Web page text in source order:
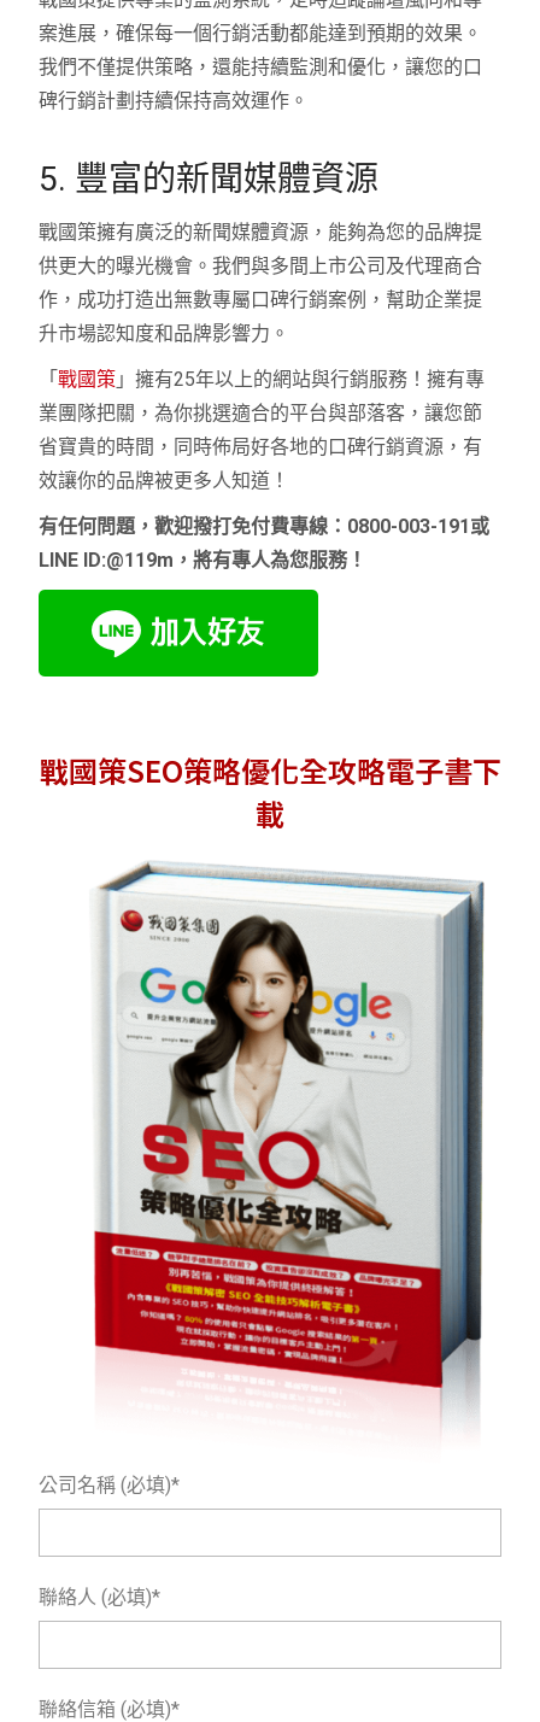
案進展，確保每一個行銷活動都能達到預期的效果。
我們不僅提供策略，還能持續監測和優化，讓您的口
碑行銷計劃持續保持高效運作。
5. 豐富的新聞媒體資源
戰國策擁有廣泛的新聞媒體資源，能夠為您的品牌提
供更大的曝光機會。我們與多間上市公司及代理商合
作，成功打造出無數專屬口碑行銷案例，幫助企業提
升市場認知度和品牌影響力。
「戰國策 」擁有25年以上的網站與行銷服務！擁有專
業團隊把關，為你挑選適合的平台與部落客，讓您節
省寶貴的時間，同時佈局好各地的口碑行銷資源，有
效讓你的品牌被更多人知道！
有任何問題，歡迎撥打免付費專線：0800-003-191或
LINE ID:@119m，將有專人為您服務！
戰國策SEO策略優化全攻略電子書下
載
公司名稱 (必填)*
聯絡人 (必填)*
聯絡信箱 (必填)*